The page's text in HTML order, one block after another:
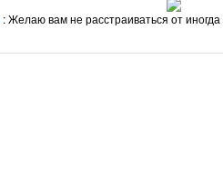
: Желаю вам не расстраиваться от